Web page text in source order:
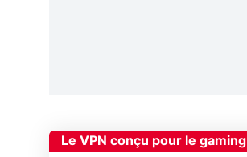
Le VPN conçu pour le gaming